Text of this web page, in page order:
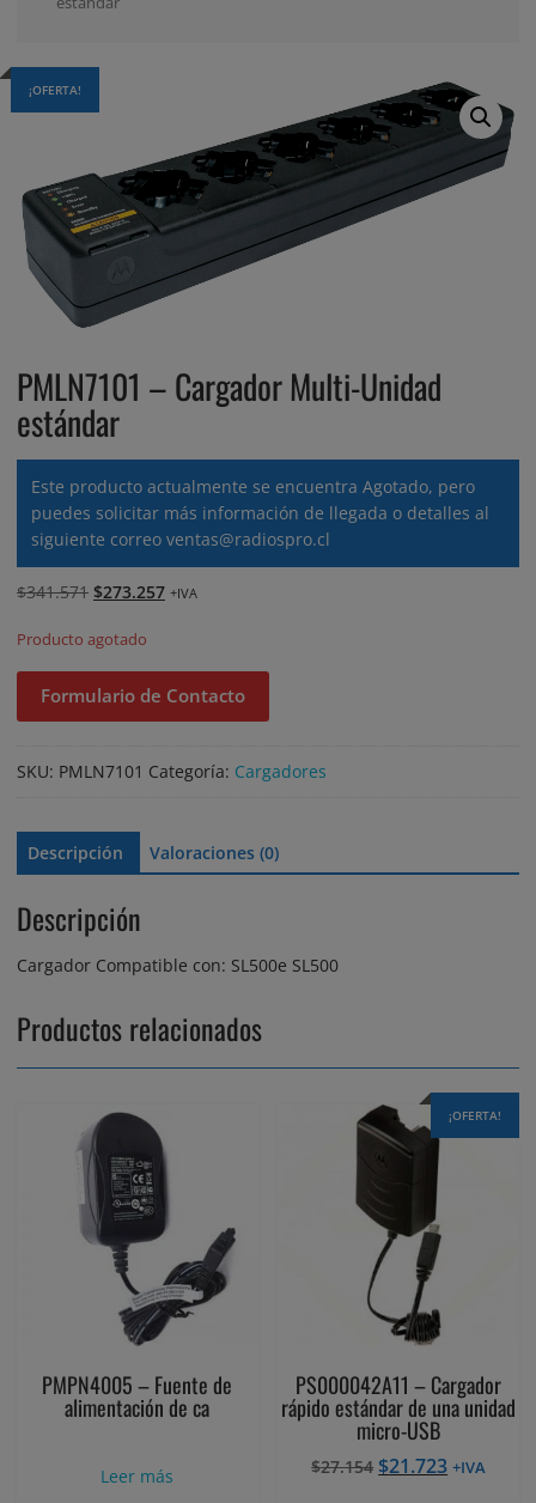
¡OFERTA!
PMLN7101 – Cargador Multi-Unidad
estándar
Este producto actualmente se encuentra Agotado, pero
puedes solicitar más información de llegada o detalles al
siguiente correo ventas@radiospro.cl
$341.571 El
original
era:
$341.571.
$273.257El
es:
$273.257.
+IVA
Producto agotado
Formulario de Contacto
SKU: PMLN7101 Categoría: Cargadores
Descripción Valoraciones (0)
Descripción
Cargador Compatible con: SL500e SL500
Productos relacionados
PMPN4005 – Fuente de
alimentación de ca
Leer más
¡OFERTA!
PS000042A11 – Cargador
rápido estándar de una unidad
micro-USB
$27.154 El
$21.723El+IVA